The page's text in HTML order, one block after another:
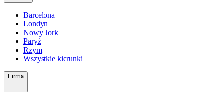
Barcelona
Londyn
Nowy Jork
Paryż
Rzym
Wszystkie kierunki
Firma